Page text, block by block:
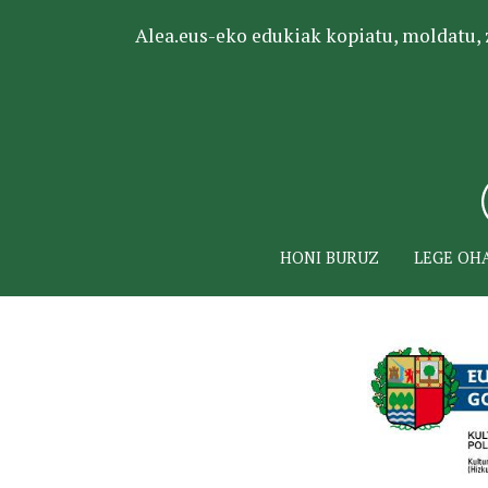
Alea.eus-eko edukiak kopiatu,
HONI BURUZ LEGE